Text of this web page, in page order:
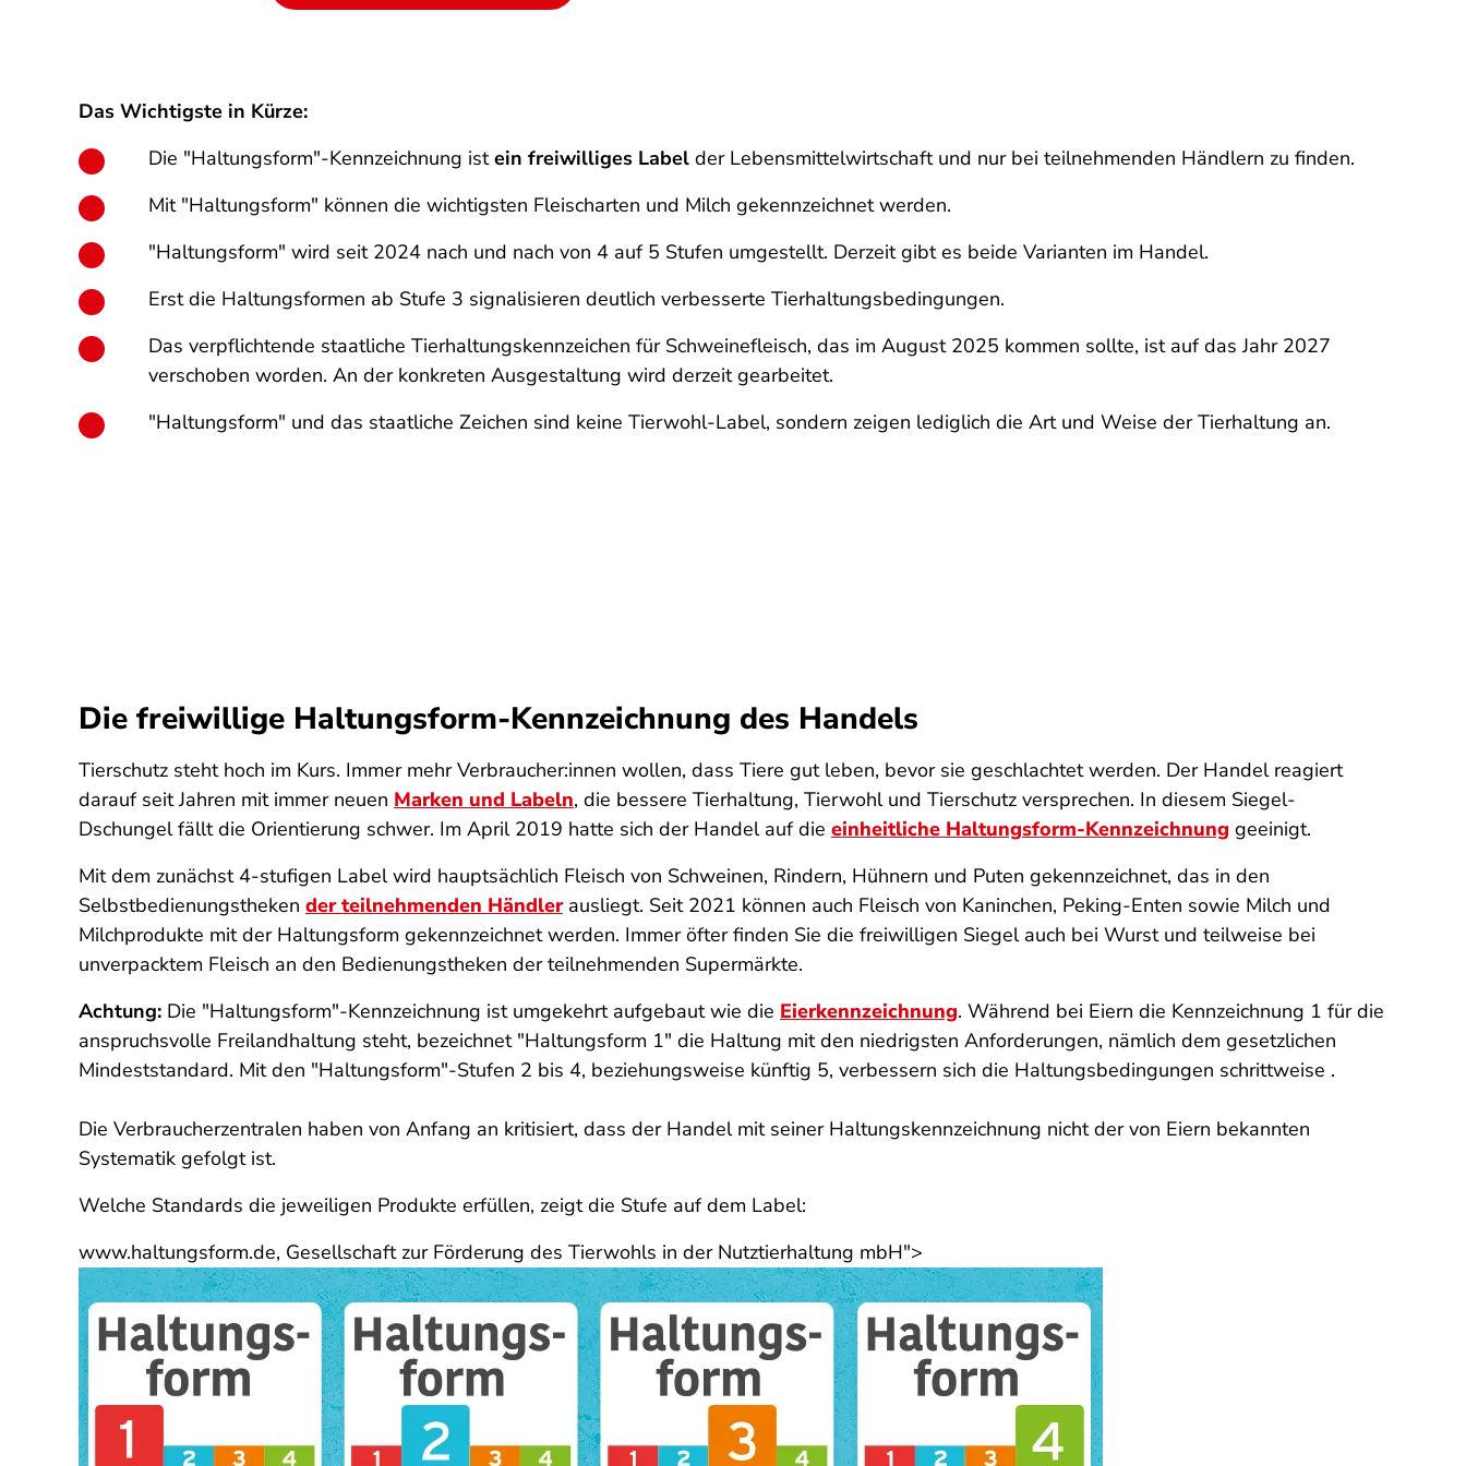
Das Wichtigste in Kürze:
Die "Haltungsform"-Kennzeichnung istein freiwilliges Label der Lebensmittelwirtschaft und nur bei teilnehmenden Händlern zu finden.
Mit "Haltungsform" können die wichtigsten Fleischarten und Milch gekennzeichnet werden.
"Haltungsform" wird seit 2024 nach und nach von 4 auf 5 Stufen umgestellt. Derzeit gibt es beide Varianten im Handel.
Erst die Haltungsformen ab Stufe 3 signalisieren deutlich verbesserte Tierhaltungsbedingungen.
Das verpflichtende staatliche Tierhaltungskennzeichen für Schweinefleisch, das im August 2025 kommen sollte, ist auf das Jahr 2027
verschoben worden. An der konkreten Ausgestaltung wird derzeit gearbeitet.
"Haltungsform" und das staatliche Zeichen sind keine Tierwohl-Label, sondern zeigen lediglich die Art und Weise der Tierhaltung an.
Die freiwillige Haltungsform-Kennzeichnung des Handels
Tierschutz steht hoch im Kurs. Immer mehr Verbraucher:innen wollen, dass Tiere gut leben, bevor sie geschlachtet werden. Der Handel reagiert
darauf seit Jahren mit immer neuen Marken und Labeln, die bessere Tierhaltung, Tierwohl und Tierschutz versprechen. In diesem Siegel-
Dschungel fällt die Orientierung schwer. Im April 2019 hatte sich der Handel auf die einheitliche Haltungsform-Kennzeichnung geeinigt.
Mit dem zunächst 4-stufigen Label wird hauptsächlich Fleisch von Schweinen, Rindern, Hühnern und Puten gekennzeichnet, das in den
Selbstbedienungstheken der teilnehmenden Händlerausliegt. Seit 2021 können auch Fleisch von Kaninchen, Peking-Enten sowie Milch und
Milchprodukte mit der Haltungsform gekennzeichnet werden. Immer öfter finden Sie die freiwilligen Siegel auch bei Wurst und teilweise bei
unverpacktem Fleisch an den Bedienungstheken der teilnehmenden Supermärkte.
Achtung: Die "Haltungsform"-Kennzeichnung ist umgekehrt aufgebaut wie die Eierkennzeichnung. Während bei Eiern die Kennzeichnung 1 für die
anspruchsvolle Freilandhaltung steht, bezeichnet "Haltungsform 1" die Haltung mit den niedrigsten Anforderungen, nämlich dem gesetzlichen
Mindeststandard. Mit den "Haltungsform"-Stufen 2 bis 4, beziehungsweise künftig 5, verbessern sich die Haltungsbedingungen schrittweise .
Die Verbraucherzentralen haben von Anfang an kritisiert, dass der Handel mit seiner Haltungskennzeichnung nicht der von Eiern bekannten
Systematik gefolgt ist.
Welche Standards die jeweiligen Produkte erfüllen, zeigt die Stufe auf dem Label:
www.haltungsform.de, Gesellschaft zur Förderung des Tierwohls in der Nutztierhaltung mbH">